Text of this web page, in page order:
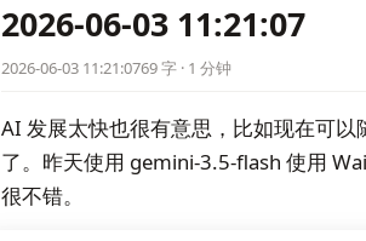
2026-06-03 11:21:07
2026-06-03 11:21:0769 字 · 1 分钟
AI 发展太快也很有意思，比如现在可
了。昨天使用 gemini-3.5-flash 使用
很不错。